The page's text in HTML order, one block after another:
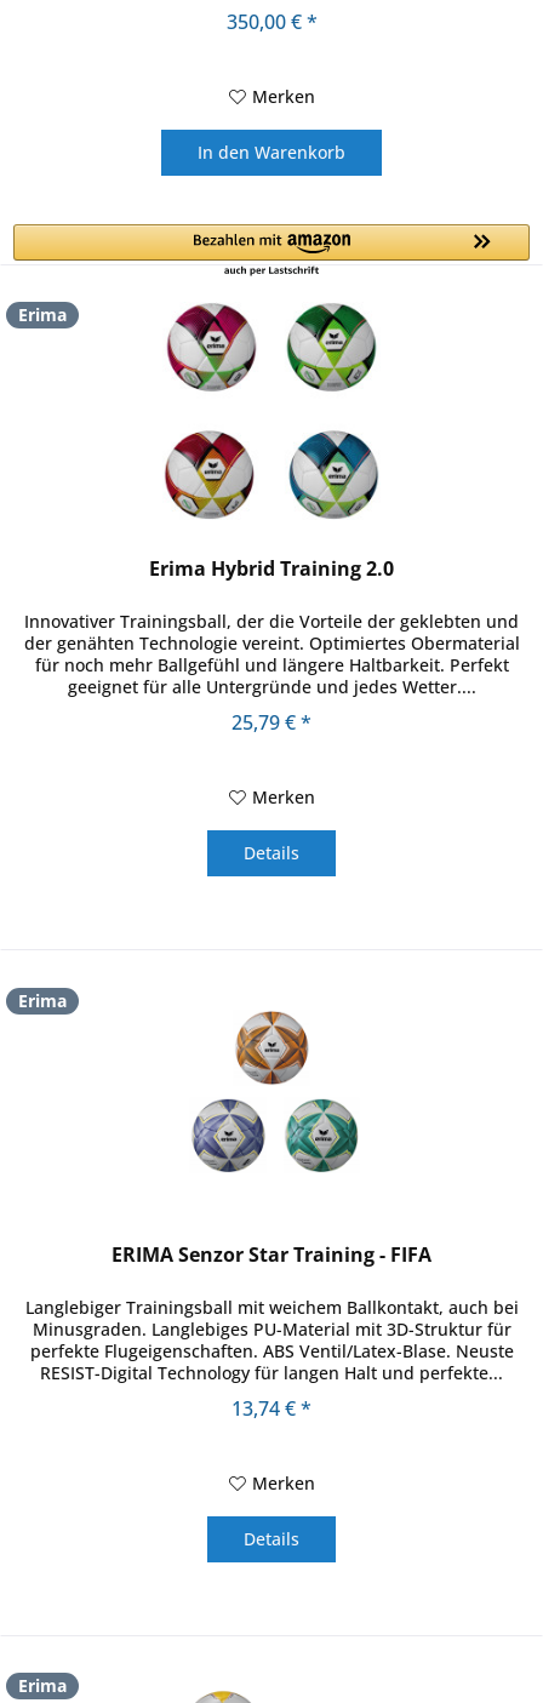
350,00 € *
Merken
In den Warenkorb
Erima
Erima Hybrid Training 2.0
Innovativer Trainingsball, der die Vorteile der geklebten und
der genähten Technologie vereint. Optimiertes Obermaterial
für noch mehr Ballgefühl und längere Haltbarkeit. Perfekt
geeignet für alle Untergründe und jedes Wetter....
25,79 € *
Merken
Details
Erima
ERIMA Senzor Star Training - FIFA
Langlebiger Trainingsball mit weichem Ballkontakt, auch bei
Minusgraden. Langlebiges PU-Material mit 3D-Struktur für
perfekte Flugeigenschaften. ABS Ventil/Latex-Blase. Neuste
RESIST-Digital Technology für langen Halt und perfekte...
13,74 € *
Merken
Details
Erima